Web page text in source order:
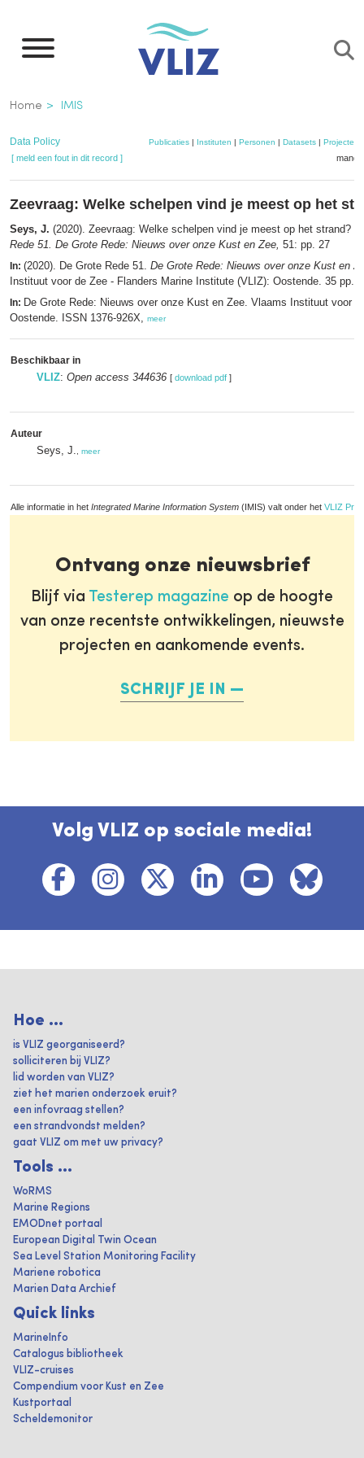
naar
inhoud
gaan
Kruimelpad
Home IMIS
Data Policy Publicaties | Instituten | Personen | Datasets | Projecten
[ meld een fout in dit record ]
Zeevraag: Welke schelpen vind je meest op het
Seys, J. (2020). Zeevraag: Welke schelpen vind je meest op het strand? ,
Rede 51. De Grote Rede: Nieuws over onze Kust en Zee, 51: pp. 27
In: (2020). De Grote Rede 51. De Grote Rede: Nieuws over onze Kust en
Instituut voor de Zee - Flanders Marine Institute (VLIZ): Oostende. 35 pp.,
In: De Grote Rede: Nieuws over onze Kust en Zee. Vlaams Instituut voor
Oostende. ISSN 1376-926X, meer
Beschikbaar in
VLIZ: Open access 344636 [ download pdf ]
Auteur
Seys, J. meer
Alle informatie in het Integrated Marine Information System (IMIS) valt onder het VLIZ
Ontvang onze nieuwsbrief
Blijf via Testerep magazine op de hoogte
van onze recentste ontwikkelingen, nieuwste
projecten en aankomende events.
SCHRIJF JE IN
Volg VLIZ op sociale media!
Hoe ...
is VLIZ georganiseerd?
solliciteren bij VLIZ?
lid worden van VLIZ?
ziet het marien onderzoek eruit?
een infovraag stellen?
een strandvondst melden?
gaat VLIZ om met uw privacy?
Tools ...
WoRMS
Marine Regions
EMODnet portaal
European Digital Twin Ocean
Sea Level Station Monitoring Facility
Mariene robotica
Marien Data Archief
Quick links
MarineInfo
Catalogus bibliotheek
VLIZ-cruises
Compendium voor Kust en Zee
Kustportaal
Scheldemonitor